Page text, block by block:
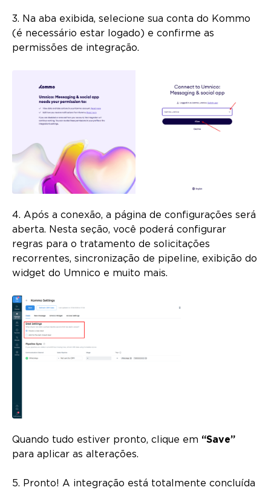
3. Na aba exibida, selecione sua conta do Kommo
(é necessário estar logado) e confirme as
permissões de integração.
4. Após a conexão, a página de configurações será
aberta. Nesta seção, você poderá configurar
regras para o tratamento de solicitações
recorrentes, sincronização de pipeline, exibição do
widget do Umnico e muito mais.
Quando tudo estiver pronto, clique em “Save”
para aplicar as alterações.
5. Pronto! A integração está totalmente concluída